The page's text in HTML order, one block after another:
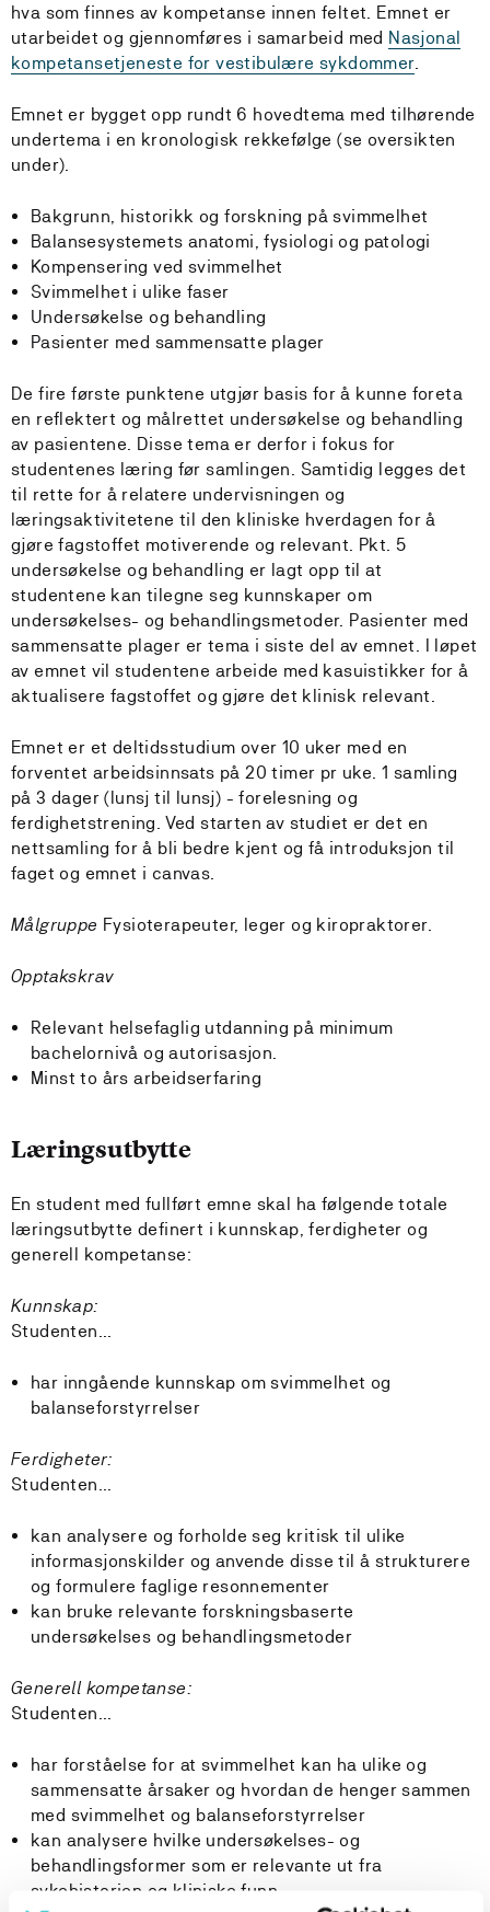
hva som finnes av kompetanse innen feltet. Emnet er
utarbeidet og gjennomføres i samarbeid med Nasjonal
kompetansetjeneste for vestibulære sykdommer.
Emnet er bygget opp rundt 6 hovedtema med tilhørende
undertema i en kronologisk rekkefølge (se oversikten
under).
Bakgrunn, historikk og forskning på svimmelhet
Balansesystemets anatomi, fysiologi og patologi
Kompensering ved svimmelhet
Svimmelhet i ulike faser
Undersøkelse og behandling
Pasienter med sammensatte plager
De fire første punktene utgjør basis for å kunne foreta
en reflektert og målrettet undersøkelse og behandling
av pasientene. Disse tema er derfor i fokus for
studentenes læring før samlingen. Samtidig legges det
til rette for å relatere undervisningen og
læringsaktivitetene til den kliniske hverdagen for å
gjøre fagstoffet motiverende og relevant. Pkt. 5
undersøkelse og behandling er lagt opp til at
studentene kan tilegne seg kunnskaper om
undersøkelses- og behandlingsmetoder. Pasienter med
sammensatte plager er tema i siste del av emnet. I løpet
av emnet vil studentene arbeide med kasuistikker for å
aktualisere fagstoffet og gjøre det klinisk relevant.
Emnet er et deltidsstudium over 10 uker med en
forventet arbeidsinnsats på 20 timer pr uke. 1 samling
på 3 dager (lunsj til lunsj) - forelesning og
ferdighetstrening. Ved starten av studiet er det en
nettsamling for å bli bedre kjent og få introduksjon til
faget og emnet i canvas.
Målgruppe Fysioterapeuter, leger og kiropraktorer.
Opptakskrav
Relevant helsefaglig utdanning på minimum
bachelornivå og autorisasjon.
Minst to års arbeidserfaring
Læringsutbytte
En student med fullført emne skal ha følgende totale
læringsutbytte definert i kunnskap, ferdigheter og
generell kompetanse:
Kunnskap:
Studenten...
har inngående kunnskap om svimmelhet og
balanseforstyrrelser
Ferdigheter:
Studenten...
kan analysere og forholde seg kritisk til ulike
informasjonskilder og anvende disse til å strukturere
og formulere faglige resonnementer
kan bruke relevante forskningsbaserte
undersøkelses og behandlingsmetoder
Generell kompetanse:
Studenten...
har forståelse for at svimmelhet kan ha ulike og
sammensatte årsaker og hvordan de henger sammen
med svimmelhet og balanseforstyrrelser
kan analysere hvilke undersøkelses- og
behandlingsformer som er relevante ut fra
sykehistorien og kliniske funn